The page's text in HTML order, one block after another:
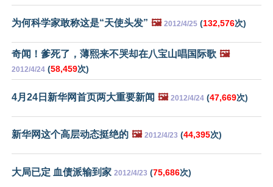
为何科学家敢称这是“天使头发” 🖼️ 2012/4/25 (132,576次)
奇闻！爹死了，薄熙来不哭却在八宝山唱国际歌 🖼️
2012/4/24 (58,459次)
4月24日新华网首页两大重要新闻 🖼️ 2012/4/24 (47,669次)
新华网这个高层动态挺绝的 🖼️ 2012/4/23 (44,395次)
大局已定 血债派输到家 2012/4/23 (75,686次)